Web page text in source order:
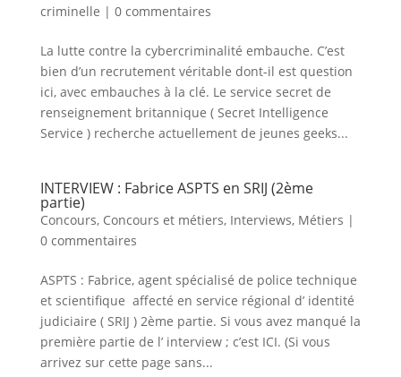
criminelle | 0 commentaires
La lutte contre la cybercriminalité embauche. C’est
bien d’un recrutement véritable dont-il est question
ici, avec embauches à la clé. Le service secret de
renseignement britannique ( Secret Intelligence
Service ) recherche actuellement de jeunes geeks...
INTERVIEW : Fabrice ASPTS en SRIJ (2ème
partie)
Concours, Concours et métiers, Interviews, Métiers |
0 commentaires
ASPTS : Fabrice, agent spécialisé de police technique
et scientifique affecté en service régional d’ identité
judiciaire ( SRIJ ) 2ème partie. Si vous avez manqué la
première partie de l’ interview ; c’est ICI. (Si vous
arrivez sur cette page sans...